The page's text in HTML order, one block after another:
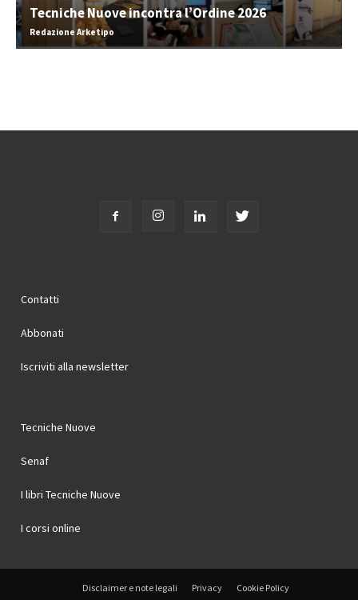
Tecniche Nuove incontra l’Ordine 2026
Redazione Arketipo
Contatti
Abbonati
Iscriviti alla newsletter
Tecniche Nuove
Senaf
I libri Tecniche Nuove
I corsi online
Disclaimer e note legali Privacy Cookie Policy